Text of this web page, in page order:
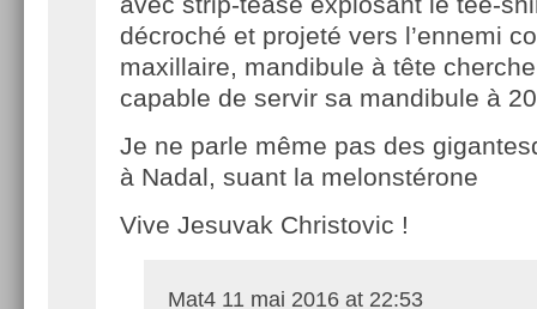
décroché et projeté vers l’ennemi
maxillaire, mandibule à tête
capable de servir sa mandibule à
Je ne parle même pas des
à Nadal, suant la melonstérone
Vive Jesuvak Christovic !
Mat4 11 mai 2016 at 22:53